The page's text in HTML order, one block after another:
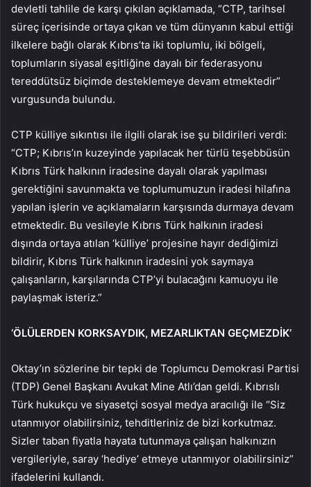
devletli tahlile de karşı çıkılan açıklamada, “CTP, tarihsel
süreç içerisinde ortaya çıkan ve tüm dünyanın kabul ettiği
ilkelere bağlı olarak Kıbrıs’ta iki toplumlu, iki bölgeli,
toplumların siyasal eşitliğine dayalı bir federasyonu
tereddütsüz biçimde desteklemeye devam etmektedir”
vurgusunda bulundu.
CTP külliye sıkıntısı ile ilgili olarak ise şu bildirileri verdi:
“CTP; Kıbrıs’ın kuzeyinde yapılacak her türlü teşebbüsün
Kıbrıs Türk halkının iradesine dayalı olarak yapılması
gerektiğini savunmakta ve toplumumuzun iradesi hilafına
yapılan işlerin ve açıklamaların karşısında durmaya devam
etmektedir. Bu vesileyle Kıbrıs Türk halkının iradesi
dışında ortaya atılan ‘külliye’ projesine hayır dediğimizi
bildirir, Kıbrıs Türk halkının iradesini yok saymaya
çalışanların, karşılarında CTP’yi bulacağını kamuoyu ile
paylaşmak isteriz.”
‘ÖLÜLERDEN KORKSAYDIK, MEZARLIKTAN GEÇMEZDİK’
Oktay’ın sözlerine bir tepki de Toplumcu Demokrasi Partisi
(TDP) Genel Başkanı Avukat Mine Atlı’dan geldi. Kıbrıslı
Türk hukukçu ve siyasetçi sosyal medya aracılığı ile “Siz
utanmıyor olabilirsiniz, tehditleriniz de bizi korkutmaz.
Sizler taban fiyatla hayata tutunmaya çalışan halkınızın
vergileriyle, saray ‘hediye’ etmeye utanmıyor olabilirsiniz”
ifadelerini kullandı.